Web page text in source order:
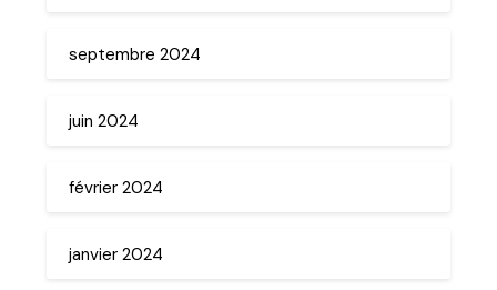
septembre 2024
juin 2024
février 2024
janvier 2024